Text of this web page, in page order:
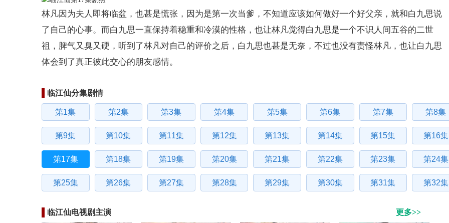
林凡因为夫人即将临盆，也甚是慌张，因为是第一次当爹，不知道应该如何做好一个好父亲，就和白九思说
了自己的心事。而白九思一直保持着稳重和冷漠的性格，也让林凡觉得白九思是一个不识人间五谷的二世
祖，脾气又臭又硬，听到了林凡对自己的评价之后，白九思也甚是无奈，不过也没有责怪林凡，也让白九思
体会到了真正彼此交心的朋友感情。
临江仙分集剧情
第1集 第2集 第3集 第4集 第5集 第6集 第7集 第8集
第9集 第10集 第11集 第12集 第13集 第14集 第15集 第16集
第17集 第18集 第19集 第20集 第21集 第22集 第23集 第24集
第25集 第26集 第27集 第28集 第29集 第30集 第31集 第32集
更多>>
临江仙电视剧主演